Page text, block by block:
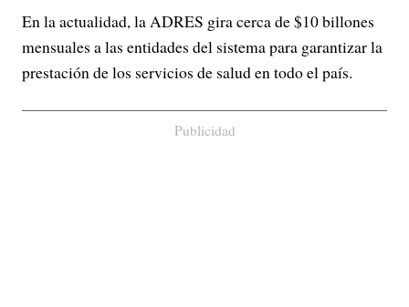
En la actualidad, la ADRES gira cerca de $10 billones
mensuales a las entidades del sistema para garantizar la
prestación de los servicios de salud en todo el país.
Publicidad